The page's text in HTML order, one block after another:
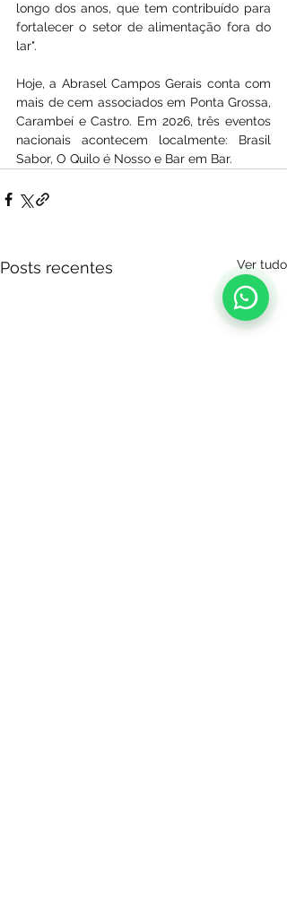
longo dos anos, que tem contribuído para
fortalecer o setor de alimentação fora do
lar".
Hoje, a Abrasel Campos Gerais conta com
mais de cem associados em Ponta Grossa,
Carambeí e Castro. Em 2026, três eventos
nacionais acontecem localmente: Brasil
Sabor, O Quilo é Nosso e Bar em Bar.
Posts recentes Ver tudo